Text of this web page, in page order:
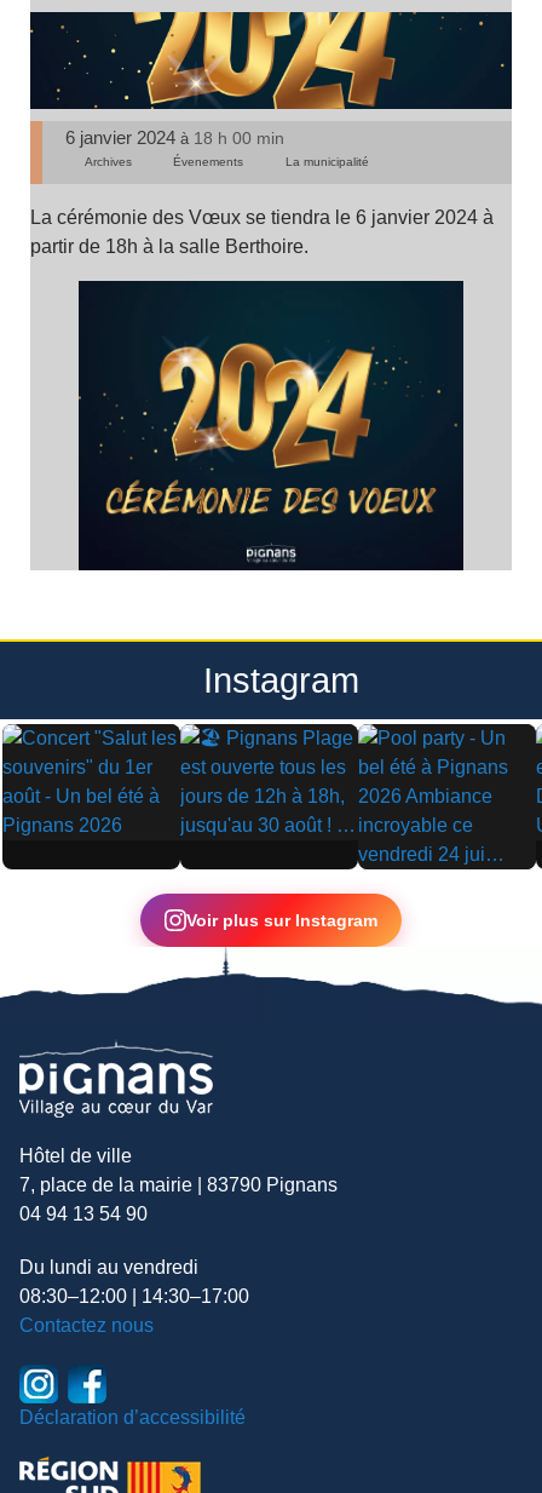
6 janvier 2024 à 18 h 00 min
Archives Évenements La municipalité
La cérémonie des Vœux se tiendra le 6 janvier 2024 à
partir de 18h à la salle Berthoire.
Instagram
▶ ▶
▶
Voir plus sur Instagram
Hôtel de ville
7, place de la mairie | 83790 Pignans
04 94 13 54 90
Du lundi au vendredi
08:30–12:00 | 14:30–17:00
Contactez nous
Déclaration d’accessibilité